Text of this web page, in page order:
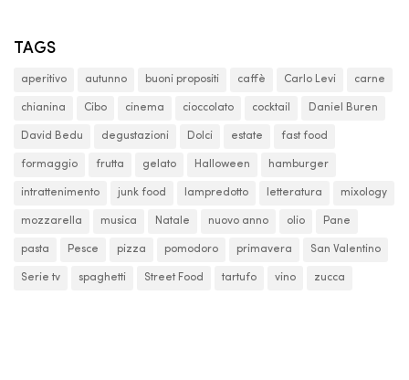
TAGS
aperitivo autunno buoni propositi caffè Carlo Levi carne
chianina Cibo cinema cioccolato cocktail Daniel Buren
David Bedu degustazioni Dolci estate fast food
formaggio frutta gelato Halloween hamburger
intrattenimento junk food lampredotto letteratura mixology
mozzarella musica Natale nuovo anno olio Pane
pasta Pesce pizza pomodoro primavera San Valentino
Serie tv spaghetti Street Food tartufo vino zucca